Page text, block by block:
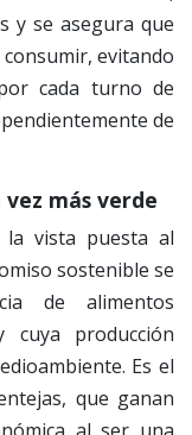
y se asegura que
evitando
cada turno de
de
más verde
la vista puesta al
sostenible se
de alimentos
producción
Es el
que ganan
al ser una